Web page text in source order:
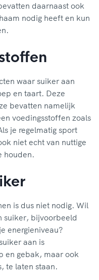
daarnaast ook
nodig heeft en kun
waar suiker aan
en taart. Deze
bevatten namelijk
voedingsstoffen zoals
je regelmatig sport
niet echt van nuttige
houden.
is dus niet nodig. Wil
suiker, bijvoorbeeld
energieniveau?
aan is
en gebak, maar ook
te laten staan.